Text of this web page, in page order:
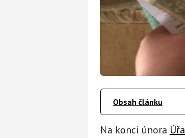
Obsah článku
Na konci února